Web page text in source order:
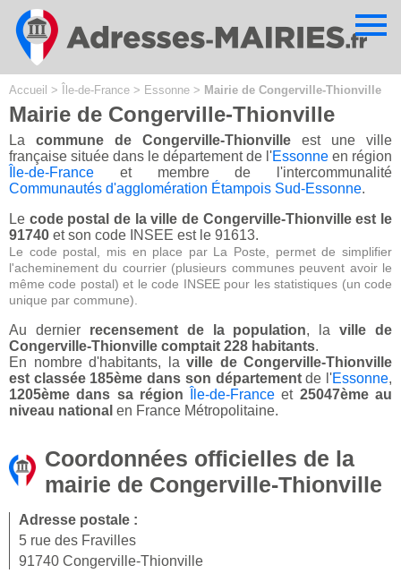
Accueil > Île-de-France > Essonne > Mairie de Congerville-Thionville
Mairie de Congerville-Thionville
La commune de Congerville-Thionville est une ville
française située dans le département de l'Essonne en région
Île-de-France et membre de l'intercommunalité
Communautés d'agglomération Étampois Sud-Essonne.
Le code postal de la ville de Congerville-Thionville est le
91740 et son code INSEE est le 91613.
Le code postal, mis en place par La Poste, permet de simplifier
l'acheminement du courrier (plusieurs communes peuvent avoir le
même code postal) et le code INSEE pour les statistiques (un code
unique par commune).
Au dernier recensement de la population, laville de
Congerville-Thionville comptait 228 habitants.
En nombre d'habitants, la ville de Congerville-Thionville
est classée 185ème dans son départementde l'Essonne,
1205ème dans sa région
Île-de-France et 25047ème au
niveau national en France Métropolitaine.
Coordonnées officielles de la
mairie de Congerville-Thionville
Adresse postale :
5 rue des Fravilles
91740 Congerville-Thionville
Cookies management panel